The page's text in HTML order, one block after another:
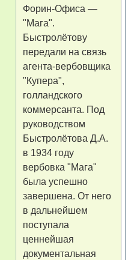
Форин-Офиса —
"Мага".
Быстролётову
передали на связь
агента-вербовщика
"Купера",
голландского
коммерсанта. Под
руководством
Быстролётова Д.А.
в 1934 году
вербовка "Мага"
была успешно
завершена. От него
в дальнейшем
поступала
ценнейшая
документальная